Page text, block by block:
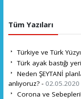
Tüm Yazıları
Türkiye ve Türk
Türk ayak bastığı
Neden ŞEYTANİ
anlıyoruz? - 02.05.2020
Corona ve